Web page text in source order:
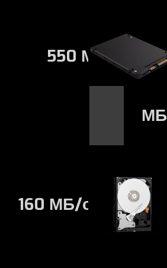
550 МБ/с
160 МБ/с